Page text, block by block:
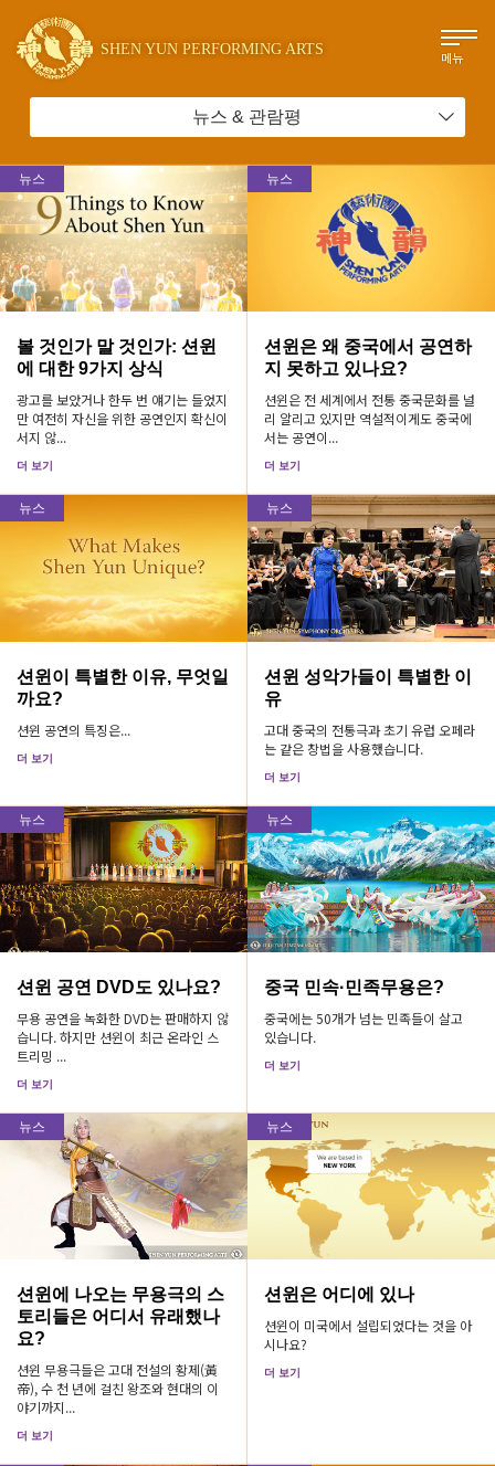
SHEN YUN PERFORMING ARTS 메뉴
뉴스 & 관람평
뉴스
볼 것인가 말 것인가: 션윈
에 대한 9가지 상식
광고를 보았거나 한두 번 얘기는 들었지
만 여전히 자신을 위한 공연인지 확신이
서지 않...
더 보기
뉴스
션윈은 왜 중국에서 공연하
지 못하고 있나요?
션윈은 전 세계에서 전통 중국문화를 널
리 알리고 있지만 역설적이게도 중국에
서는 공연이...
더 보기
뉴스
션윈이 특별한 이유, 무엇일
까요?
션윈 공연의 특징은...
더 보기
뉴스
션윈 성악가들이 특별한 이
유
고대 중국의 전통극과 초기 유럽 오페라
는 같은 창법을 사용했습니다.
더 보기
뉴스
션윈 공연 DVD도 있나요?
무용 공연을 녹화한 DVD는 판매하지 않
습니다. 하지만 션윈이 최근 온라인 스
트리밍 ...
더 보기
뉴스
중국 민속·민족무용은?
중국에는 50개가 넘는 민족들이 살고
있습니다.
더 보기
뉴스
션윈에 나오는 무용극의 스
토리들은 어디서 유래했나
요?
션윈 무용극들은 고대 전설의 황제(黃
帝), 수 천 년에 걸친 왕조와 현대의 이
야기까지...
더 보기
뉴스
션윈은 어디에 있나
션윈이 미국에서 설립되었다는 것을 아
시나요?
더 보기